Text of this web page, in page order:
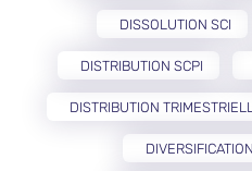
DISSOLUTION SCI
DISTRIBUTION SCPI
DISTRIBUTION